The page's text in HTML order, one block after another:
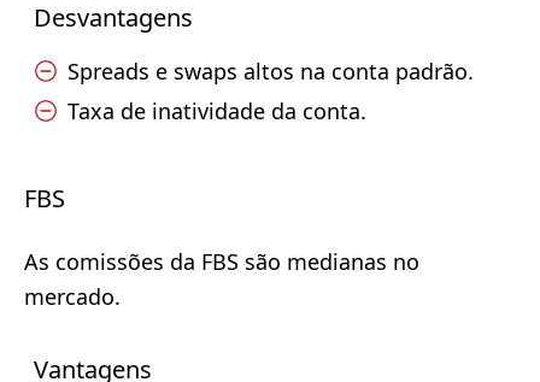
Desvantagens
Spreads e swaps altos na conta padrão.
Taxa de inatividade da conta.
FBS
As comissões da FBS são medianas no
mercado.
Vantagens